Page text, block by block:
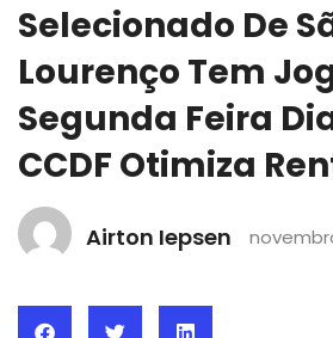
Selecionado De
Lourenço Tem
Segunda Feira
CCDF Otimiza
Airton Iepsen